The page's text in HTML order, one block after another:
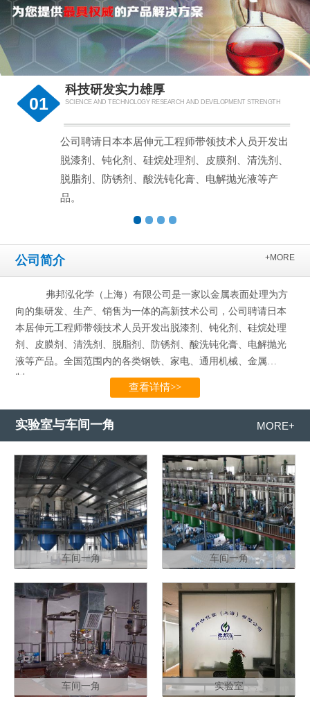
01
科技研发实力雄厚
SCIENCE AND TECHNOLOGY RESEARCH AND DEVELOPMENT STRENGTH
公司聘请日本本居伸元工程师带领技术人员开发出
脱漆剂、钝化剂、硅烷处理剂、皮膜剂、清洗剂、
脱脂剂、防锈剂、酸洗钝化膏、电解抛光液等产
品。
公司简介 +MORE
弗邦泓化学（上海）有限公司是一家以金属表面处理为方
向的集研发、生产、销售为一体的高新技术公司，公司聘请日本
本居伸元工程师带领技术人员开发出脱漆剂、钝化剂、硅烷处理
剂、皮膜剂、清洗剂、脱脂剂、防锈剂、酸洗钝化膏、电解抛光
液等产品。全国范围内的各类钢铁、家电、通用机械、金属
制…...
查看详情>>
实验室与车间一角 MORE+
车间一角 车间一角
车间一角 实验室